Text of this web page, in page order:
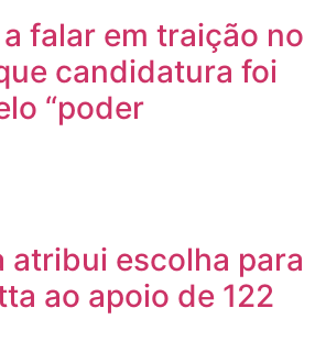
falar em traição no
candidatura foi
“poder
atribui escolha para
ao apoio de 122